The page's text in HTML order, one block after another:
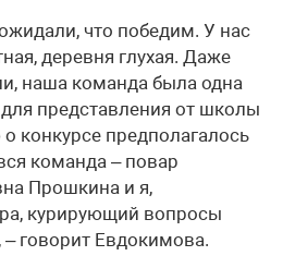
что победим. У нас
деревня глухая. Даже
наша команда была одна
представления от школы
конкурсе предполагалось
команда – повар
Прошкина и я,
курирующий вопросы
говорит Евдокимова.